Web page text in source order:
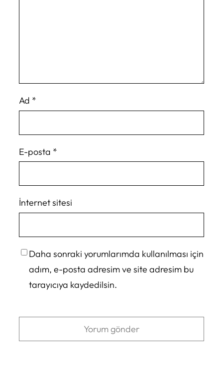
Ad *
E-posta *
İnternet sitesi
Daha sonraki yorumlarımda kullanılması için
adım, e-posta adresim ve site adresim bu
tarayıcıya kaydedilsin.